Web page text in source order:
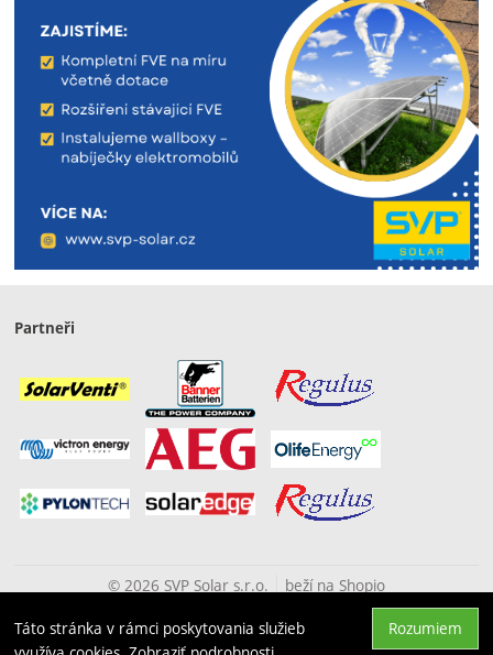
Táto stránka v rámci poskytovania služieb
Rozumiem
Partneři
© 2026 SVP Solar s.r.o. beží na Shopio
Hore